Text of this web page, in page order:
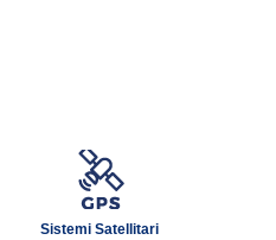
Sistemi Satellitari